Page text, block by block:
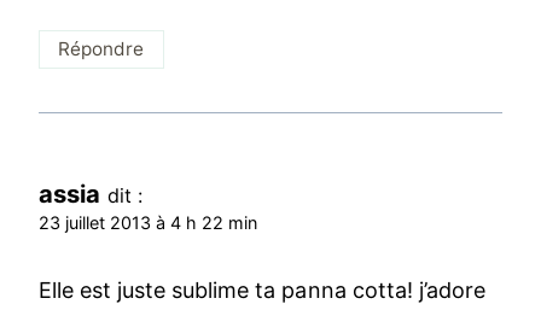
Répondre
assia dit :
23 juillet 2013 à 4 h 22 min
Elle est juste sublime ta panna cotta! j’adore